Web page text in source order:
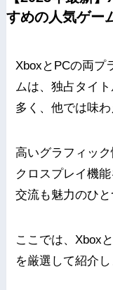
すめの人気ゲー
XboxとPCの両プ
ムは、独占タイ
多く、他では味
高いグラフィッ
クロスプレイ機
交流も魅力のひと
ここでは、Xbox
を厳選して紹介し